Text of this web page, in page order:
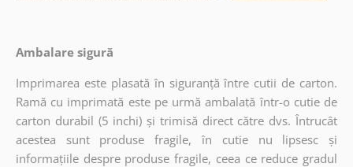
Ambalare sigură
Imprimarea este plasată în siguranță între cutii de carton.
Ramă cu imprimată este pe urmă ambalată într-o cutie de
carton durabil (5 inchi) și trimisă direct către dvs. Întrucât
acestea sunt produse fragile, în cutie nu lipsesc și
informațiile despre produse fragile, ceea ce reduce gradul